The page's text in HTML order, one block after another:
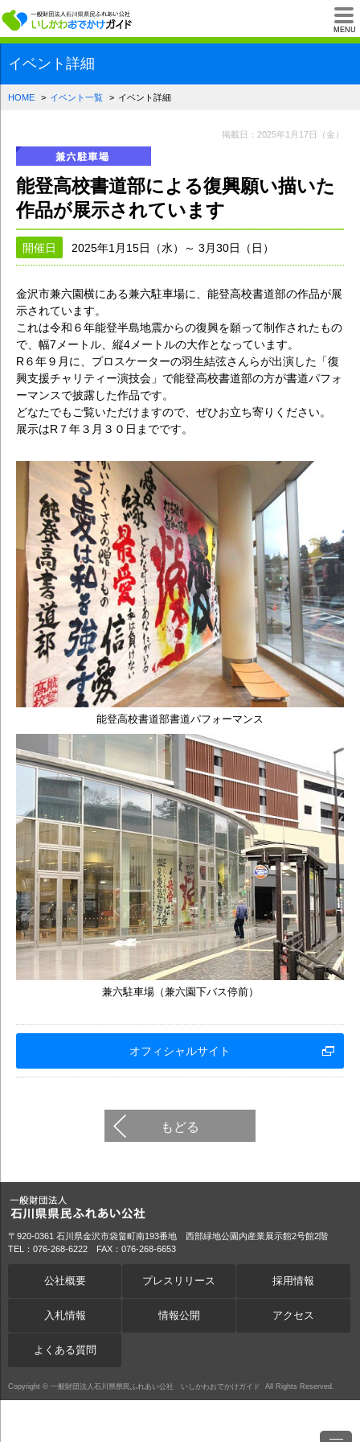
MENU
一般財団法人石川
イベント詳細
HOME イベント一覧 イベント詳細
掲載日：2025年1月17日（金）
能登高校書道部による復興願い描いた
作品が展示されています
開催日 2025年1月15日（水）～ 3月30日（日）
金沢市兼六園横にある兼六駐車場に、能登高校書道部の作品が展
示されています。
これは令和６年能登半島地震からの復興を願って制作されたもの
で、幅7メートル、縦4メートルの大作となっています。
R６年９月に、プロスケーターの羽生結弦さんらが出演した「復
興支援チャリティー演技会」で能登高校書道部の方が書道パフォ
ーマンスで披露した作品です。
どなたでもご覧いただけますので、ぜひお立ち寄りください。
展示はR７年３月３０日までです。
能登高校書道部書道パフォーマンス
兼六駐車場（兼六園下バス停前）
オフィシャルサイト
もどる
〒920-0361 石川県金沢市袋畠町南193番地 西部緑地公園内産業展示館2号館2階
TEL：076-268-6222 FAX：076-268-6653
公社概要 プレスリリース 採用情報
入札情報 情報公開 アクセス
よくある質問
Copyright © 一般財団法人石川県県民ふれあい公社 いしかわおでかけガイド All Rights Reserved.